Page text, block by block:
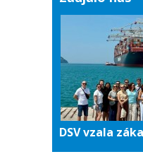
DSV vzala